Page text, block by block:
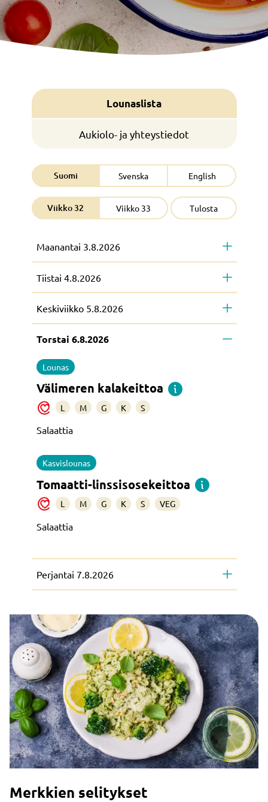
Lounaslista
Aukiolo- ja yhteystiedot
Viikko 32 Viikko 33
Suomi Svenska English
Tulosta
Maanantai 3.8.2026
Tiistai 4.8.2026
Keskiviikko 5.8.2026
Torstai 6.8.2026
Lounas
Välimeren kalakeittoa
L M G K S
Salaattia
Kasvislounas
Tomaatti-linssisosekeittoa
L M G K S VEG
Salaattia
Perjantai 7.8.2026
Merkkien selitykset